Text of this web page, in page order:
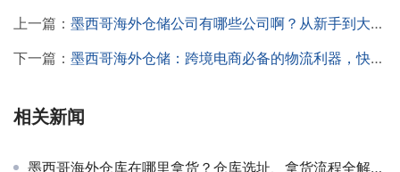
上一篇： 墨西哥海外仓储公司有哪些公司啊？从新手到大卖：看完少走弯路，一文带你看懂！
下一篇： 墨西哥海外仓储：跨境电商必备的物流利器，快速提升物流效率！
相关新闻
墨西哥海外仓库在哪里拿货？仓库选址、拿货流程全解析，新手卖家也能快速上手！